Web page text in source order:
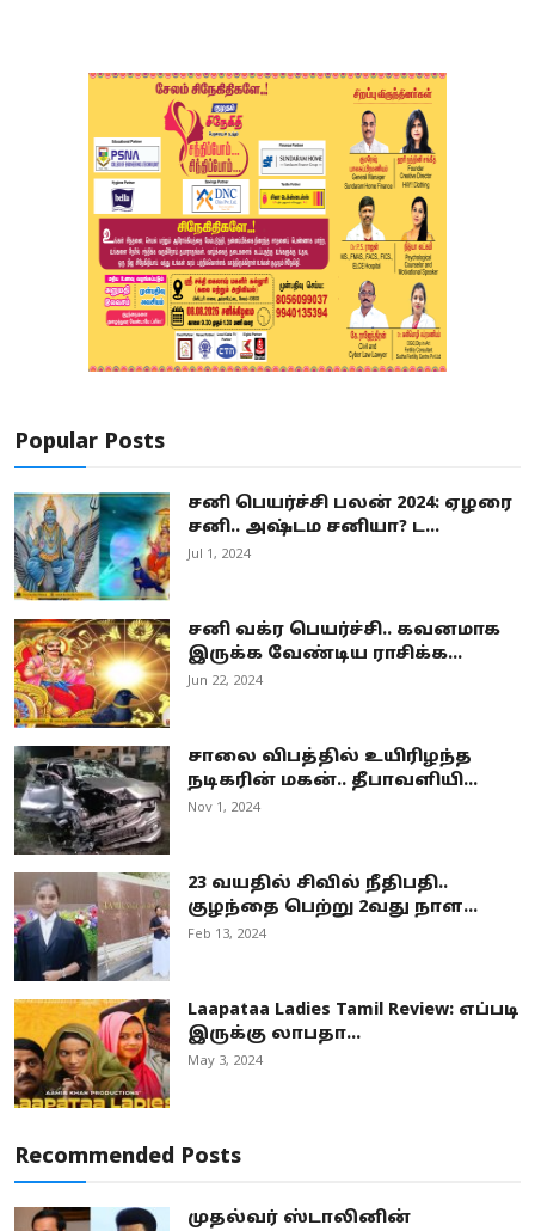
Popular Posts
சனி பெயர்ச்சி பலன் 2024: ஏழரை
சனி.. அஷ்டம சனியா? ட...
Jul 1, 2024
சனி வக்ர பெயர்ச்சி.. கவனமாக
இருக்க வேண்டிய ராசிக்க...
Jun 22, 2024
சாலை விபத்தில் உயிரிழந்த
நடிகரின் மகன்.. தீபாவளியி...
Nov 1, 2024
23 வயதில் சிவில் நீதிபதி..
குழந்தை பெற்று 2வது நாள...
Feb 13, 2024
Laapataa Ladies Tamil Review: எப்படி
இருக்கு லாபதா...
May 3, 2024
Recommended Posts
முதல்வர் ஸ்டாலினின்